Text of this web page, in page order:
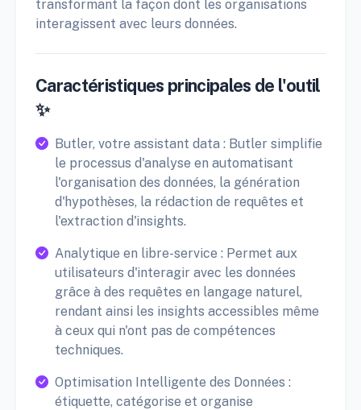
transformant la façon dont les organisations
interagissent avec leurs données.
Caractéristiques principales de l'outil
✨
Butler, votre assistant data : Butler simplifie
le processus d'analyse en automatisant
l'organisation des données, la génération
d'hypothèses, la rédaction de requêtes et
l'extraction d'insights.
Analytique en libre-service : Permet aux
utilisateurs d'interagir avec les données
grâce à des requêtes en langage naturel,
rendant ainsi les insights accessibles même
à ceux qui n'ont pas de compétences
techniques.
Optimisation Intelligente des Données :
étiquette, catégorise et organise